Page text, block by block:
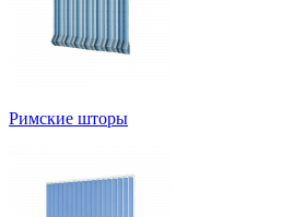
Римские шторы